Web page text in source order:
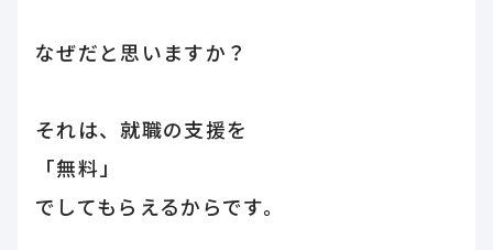
なぜだと思いますか？
それは、就職の支援を
「無料」
でしてもらえるからです。